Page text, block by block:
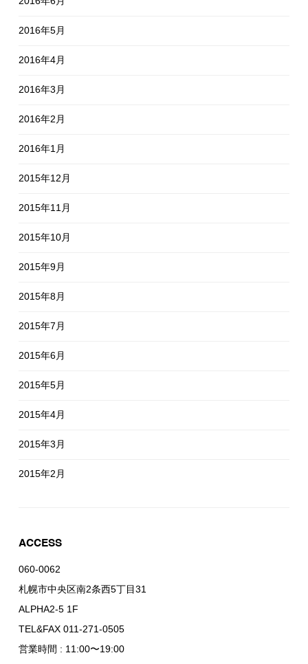
2016年5月
2016年4月
2016年3月
2016年2月
2016年1月
2015年12月
2015年11月
2015年10月
2015年9月
2015年8月
2015年7月
2015年6月
2015年5月
2015年4月
2015年3月
2015年2月
ACCESS
060-0062
札幌市中央区南2条西5丁目31
ALPHA2-5 1F
TEL&FAX 011-271-0505
営業時間 : 11:00〜19:00